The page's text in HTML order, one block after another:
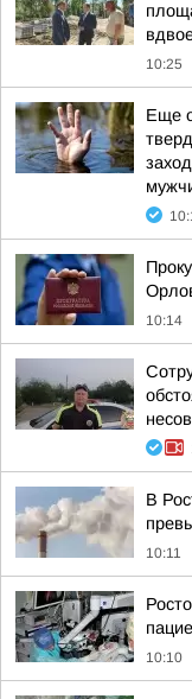
10:25
Еще
10:14
В
10:11
10:10